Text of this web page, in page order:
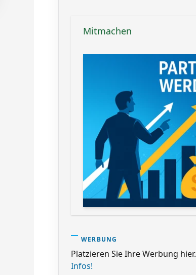
Mitmachen
WERBUNG
Platzieren Sie Ihre Werbung hier.
Infos!